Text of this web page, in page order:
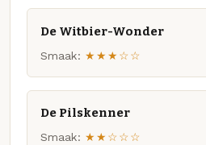
De Witbier-Wonder
Smaak: ★★★☆☆
De Pilskenner
Smaak: ★★☆☆☆